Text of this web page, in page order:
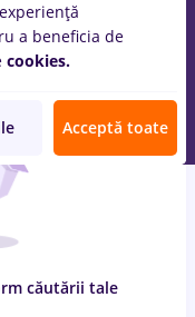
Full time
căutării tale
a beneficia de
cookies.
Acceptă toate